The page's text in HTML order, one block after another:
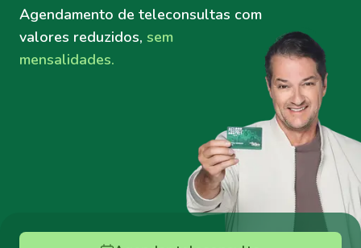
Agendamento de teleconsultas com
valores reduzidos, sem
mensalidades.